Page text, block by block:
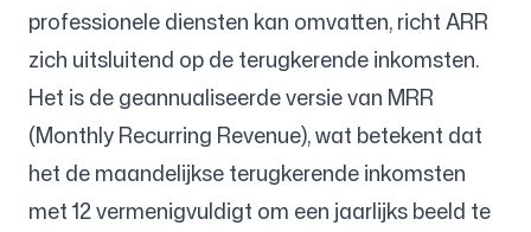
Inloggen Aanmelden
Volg ons
professionele diensten kan omvatten, richt ARR
zich uitsluitend op de terugkerende inkomsten.
Het is de geannualiseerde versie van MRR
(Monthly Recurring Revenue), wat betekent dat
het de maandelijkse terugkerende inkomsten
met 12 vermenigvuldigt om een jaarlijks beeld te